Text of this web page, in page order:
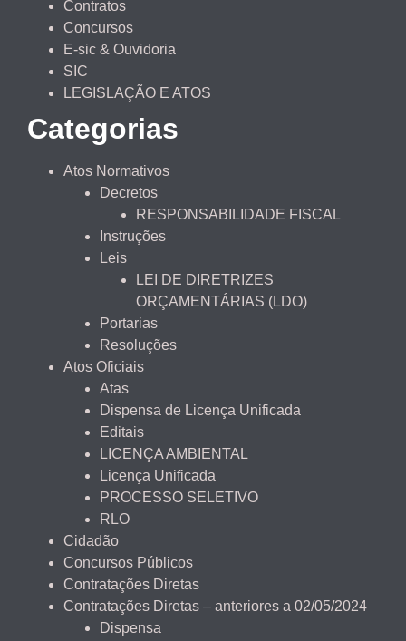
Contratos
Concursos
E-sic & Ouvidoria
SIC
LEGISLAÇÃO E ATOS
Categorias
Atos Normativos
Decretos
RESPONSABILIDADE FISCAL
Instruções
Leis
LEI DE DIRETRIZES
ORÇAMENTÁRIAS (LDO)
Portarias
Resoluções
Atos Oficiais
Atas
Dispensa de Licença Unificada
Editais
LICENÇA AMBIENTAL
Licença Unificada
PROCESSO SELETIVO
RLO
Cidadão
Concursos Públicos
Contratações Diretas
Contratações Diretas – anteriores a 02/05/2024
Dispensa